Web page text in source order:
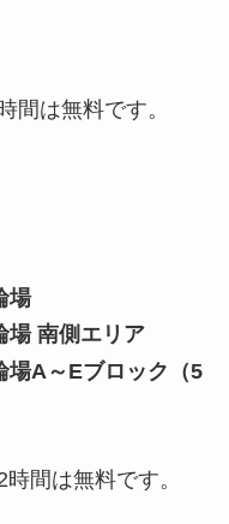
間は無料です。
場
場 南側エリア
場A～Eブロック（5
間は無料です。